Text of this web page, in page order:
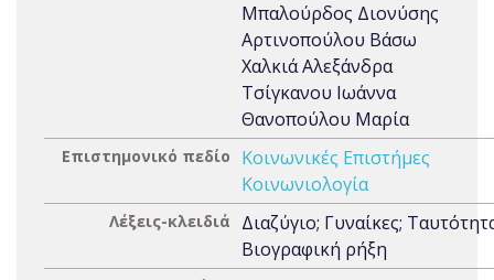
Μπαλούρδος Διονύσης
Αρτινοπούλου Βάσω
Χαλκιά Αλεξάνδρα
Τσίγκανου Ιωάννα
Θανοπούλου Μαρία
Επιστημονικό πεδίο
Κοινωνικές Επιστήμες
Κοινωνιολογία
Λέξεις-κλειδιά
Διαζύγιο; Γυναίκες;
Βιογραφική ρήξη